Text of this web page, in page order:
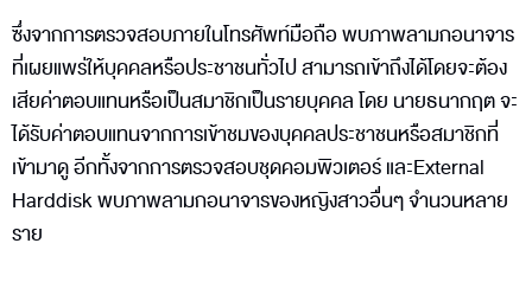
ซึ่งจากการตรวจสอบภายในโทรศัพท์มือถือ พบภาพลามกอนาจาร
ที่เผยแพร่ให้บุคคลหรือประชาชนทั่วไป สามารถเข้าถึงได้โดยจะต้อง
เสียค่าตอบแทนหรือเป็นสมาชิกเป็นรายบุคคล โดย นายธนากฤต จะ
ได้รับค่าตอบแทนจากการเข้าชมของบุคคลประชาชนหรือสมาชิกที่
เข้ามาดู อีกทั้งจากการตรวจสอบชุดคอมพิวเตอร์ และExternal
Harddisk พบภาพลามกอนาจารของหญิงสาวอื่นๆ จำนวนหลาย
ราย